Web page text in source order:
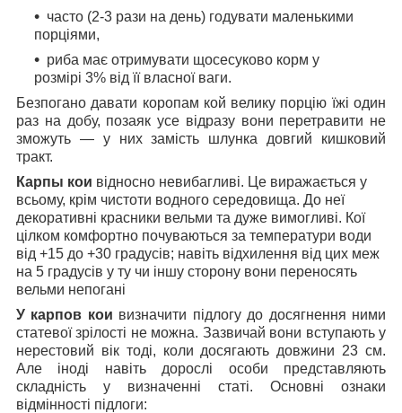
часто (2-3 рази на день) годувати маленькими
порціями,
риба має отримувати щосесуково корм у
розмірі 3% від її власної ваги.
Безпогано давати коропам кой велику порцію їжі один
раз на добу, позаяк усе відразу вони перетравити не
зможуть — у них замість шлунка довгий кишковий
тракт.
Карпы кои відносно невибагливі. Це виражається у
всьому, крім чистоти водного середовища. До неї
декоративні красники вельми та дуже вимогливі. Кої
цілком комфортно почуваються за температури води
від +15 до +30 градусів; навіть відхилення від цих меж
на 5 градусів у ту чи іншу сторону вони переносять
вельми непогані
У карпов кои визначити підлогу до досягнення ними
статевої зрілості не можна. Зазвичай вони вступають у
нерестовий вік тоді, коли досягають довжини 23 см.
Але іноді навіть дорослі особи представляють
складність у визначенні статі. Основні ознаки
відмінності підлоги: